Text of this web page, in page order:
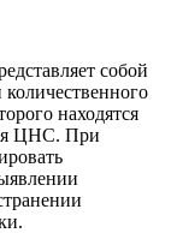
собой
находятся
ЦНС. При